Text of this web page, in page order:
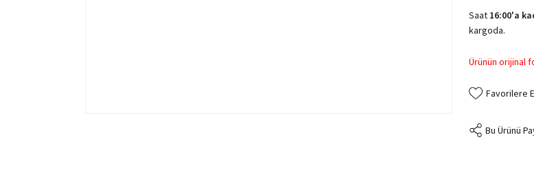
Saat 16:00'a
kargoda.
Ürünün orijinal
Bu Ürünü